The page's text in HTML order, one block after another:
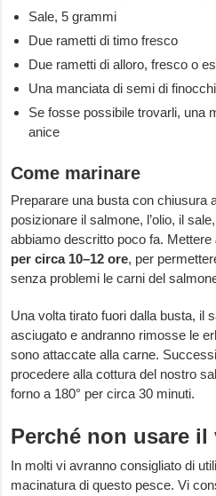
Sale, 5 grammi
Due rametti di timo fresco
Due rametti di alloro, fresco o
Una manciata di semi di
Se fosse possibile trovarli, una
anice
Come marinare
Preparare una busta con chiusura
posizionare il salmone, l’olio, il
abbiamo descritto poco fa. Mettere
per circa 10–12 ore, per
senza problemi le carni del
Una volta tirato fuori dalla busta, il
asciugato e andranno rimosse le
sono attaccate alla carne.
procedere alla cottura del nostro
forno a 180° per circa 30 minuti.
Perché non usare il
In molti vi avranno consigliato di
macinatura di questo pesce. Vi